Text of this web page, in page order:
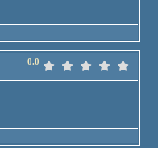
0.0